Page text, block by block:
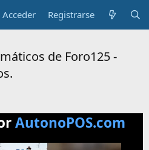
Acceder Registrarse
de Foro125 -
AutonoPOS.com